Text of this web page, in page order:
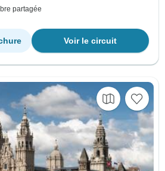
partagée
Voir le circuit